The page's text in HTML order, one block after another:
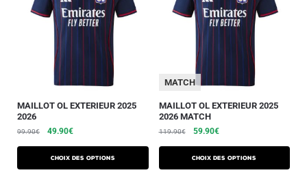
MAILLOT OL EXTERIEUR 2025
2026
99.90€ 49.90€
Choix des options
MATCH
MAILLOT OL EXTERIEUR 2025
2026 MATCH
119.90€ 59.90€
Choix des options